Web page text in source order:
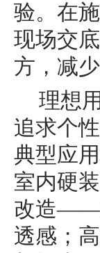
验。在
现场交
方，减
理想
追求个
典型应
室内硬
改造——
透感；